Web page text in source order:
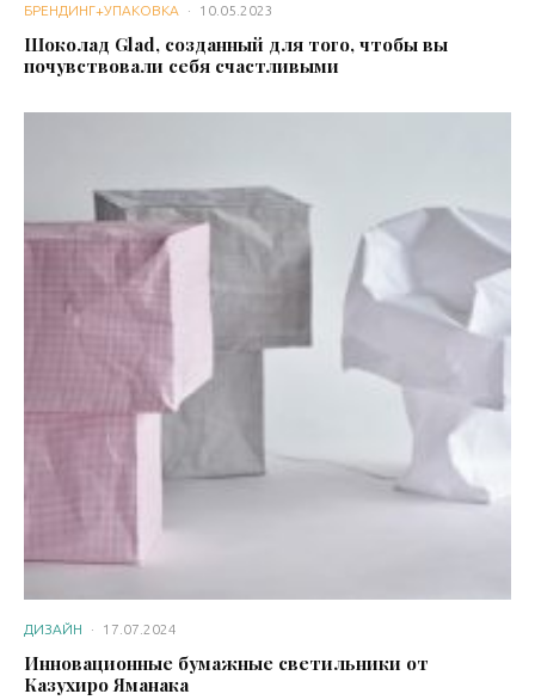
БРЕНДИНГ+УПАКОВКА · 10.05.2023
Шоколад Glad, созданный для того, чтобы вы
почувствовали себя счастливыми
ДИЗАЙН · 17.07.2024
Инновационные бумажные светильники от
Казухиро Яманака